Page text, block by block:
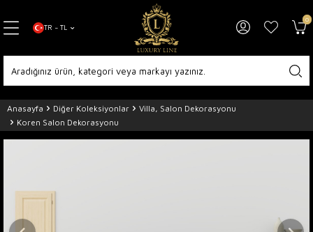
TR − TL
0
Anasayfa Diğer Koleksiyonlar
Villa, Salon Dekorasyonu
Koren Salon Dekorasyonu